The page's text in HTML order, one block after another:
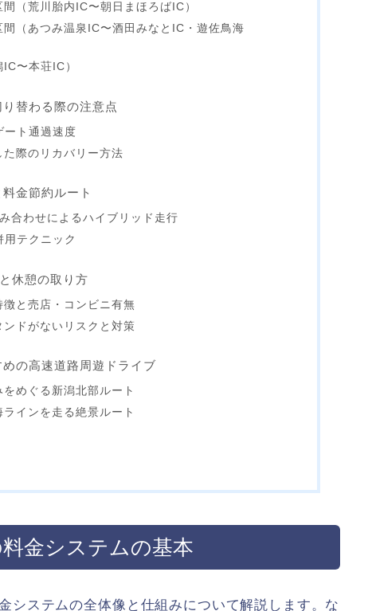
（荒川胎内IC〜朝日まほろばIC）
（あつみ温泉IC〜酒田みなとIC・遊佐鳥海
〜本荘IC）
替わる際の注意点
ート通過速度
際のリカバリー方法
金節約ルート
合わせによるハイブリッド走行
用テクニック
休憩の取り方
と売店・コンビニ有無
ドがないリスクと対策
の高速道路周遊ドライブ
めぐる新潟北部ルート
インを走る絶景ルート
金システムの基本
システムの全体像と仕組みについて解説します。な